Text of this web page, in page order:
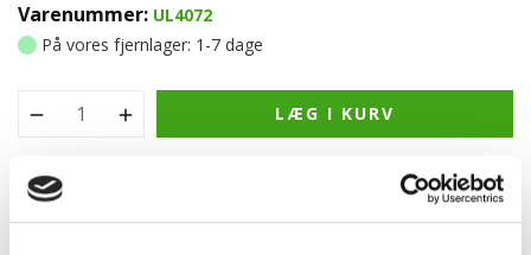
Udendørs væglampe, Е27, IP54,
Grafitgrå, Halvmåne
Varenummer: UL4072
På vores fjernlager: 1-7 dage
LÆG I KURV